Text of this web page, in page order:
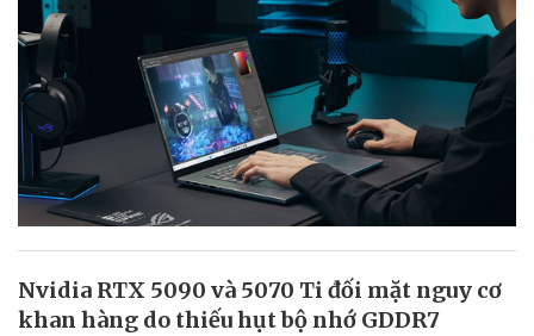
Nvidia RTX 5090 và 5070 Ti đối mặt nguy cơ
khan hàng do thiếu hụt bộ nhớ GDDR7